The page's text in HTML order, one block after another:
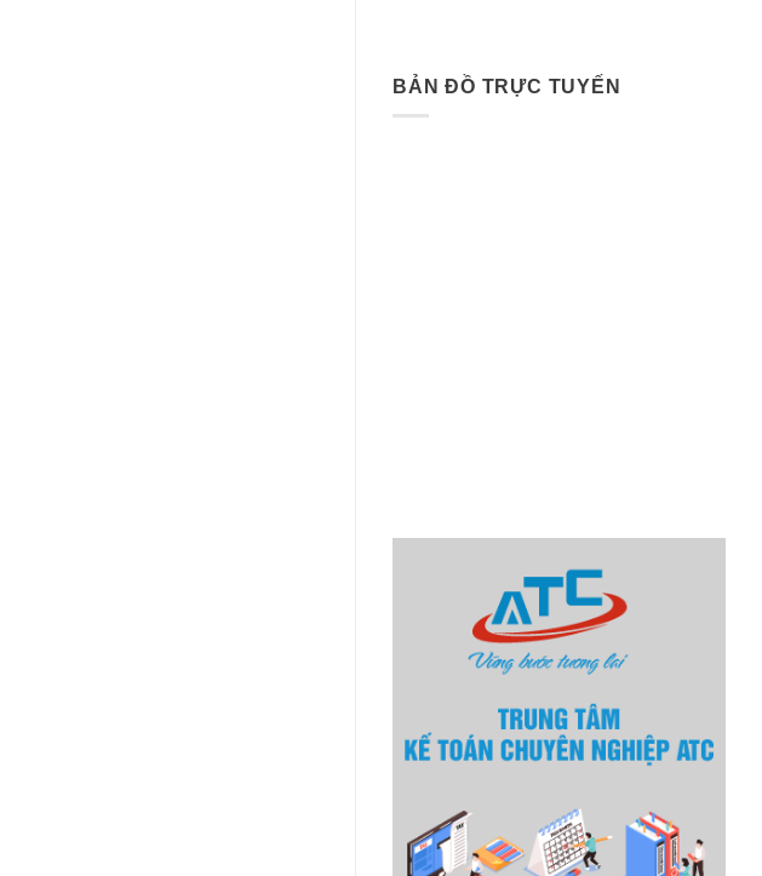
BẢN ĐỒ TRỰC TUYẾN